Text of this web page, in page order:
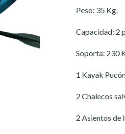
Peso: 35 Kg.
Capacidad: 2
Soporta: 230
1 Kayak
2 Chalecos
2 Asientos de